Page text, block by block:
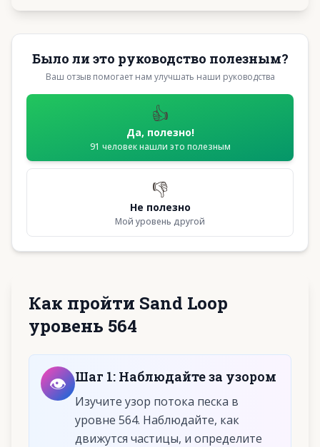
Было ли это руководство полезным?
Ваш отзыв помогает нам улучшать наши руководства
👍
Да, полезно!
91 человек нашли это полезным
👎
Не полезно
Мой уровень другой
Как пройти Sand Loop
уровень 564
👁️ Шаг 1: Наблюдайте за узором
Изучите узор потока песка в
уровне 564. Наблюдайте, как
движутся частицы, и определите